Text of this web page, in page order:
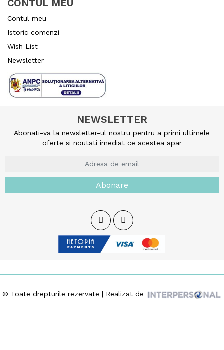
Contul meu
Istoric comenzi
Wish List
Newsletter
NEWSLETTER
Abonati-va la newsletter-ul nostru pentru a primi ultimele
oferte si noutati imediat ce acestea apar
Abonare
© Toate drepturile rezervate | Realizat de